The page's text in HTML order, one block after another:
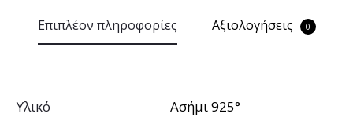
Επιπλέον πληροφορίες Αξιολογήσεις 0
Υλικό Ασήμι 925°